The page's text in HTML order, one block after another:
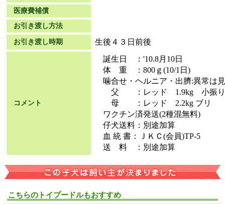
医療費補償
お引き渡し方法
お引き渡し時期 生後４３日前後
コメント
誕生日 ：'10.8月10日
体 重 ：800ｇ(10/1日)
噛合せ・ヘルニア・出臍:異常は
父 ：レッド 1.9kg 小振り
母 ：レッド 2.2kg ブリ
ワクチン済発送(2種混無料)
仔犬送料：別途加算
血 統 書：ＪＫＣ(会員)TP-5
送 料 ：別途加算
こちらのトイプードルもおすすめ